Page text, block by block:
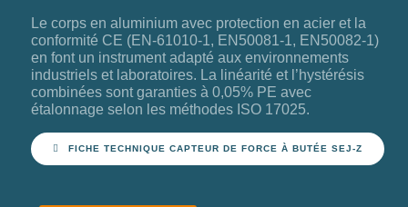
Le corps en aluminium avec protection en acier et la
conformité CE (EN-61010-1, EN50081-1, EN50082-1)
en font un instrument adapté aux environnements
industriels et laboratoires. La linéarité et l’hystérésis
combinées sont garanties à 0,05% PE avec
étalonnage selon les méthodes ISO 17025.
FICHE TECHNIQUE CAPTEUR DE FORCE À BUTÉE SEJ-Z